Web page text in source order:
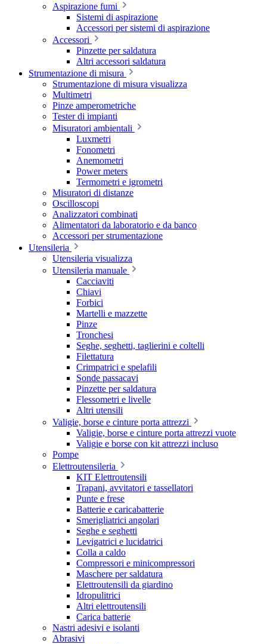
Aspirazione fumi
Sistemi di aspirazione
Accessori per sistemi di aspirazione
Accessori
Pinzette per saldatura
Altri accessori saldatura
Strumentazione di misura
Strumentazione di misura visualizza
Multimetri
Pinze amperometriche
Tester di impianti
Misuratori ambientali
Luxmetri
Fonometri
Anemometri
Power meters
Termometri e igrometri
Misuratori di distanze
Oscilloscopi
Analizzatori combinati
Alimentatori da laboratorio e da banco
Accessori per strumentazione
Utensileria
Utensileria visualizza
Utensileria manuale
Cacciaviti
Chiavi
Forbici
Martelli e mazzette
Pinze
Tronchesi
Seghe, seghetti, taglierini e coltelli
Filettatura
Crimpatrici e spelafili
Sonde passacavi
Pinzette per saldatura
Flessometri e livelle
Altri utensili
Valigie, borse e cinture porta attrezzi
Valigie, borse e cinture porta attrezzi vuote
Valigie e borse con kit attrezzi incluso
Pompe
Elettroutensileria
KIT Elettroutensili
Trapani, avvitatori e tassellatori
Punte e frese
Batterie e caricabatterie
Smerigliatrici angolari
Seghe e seghetti
Levigatrici e lucidatrici
Colla a caldo
Compressori e minicompressori
Maschere per saldatura
Elettroutensili da giardino
Idropulitrici
Altri elettroutensili
Carica batterie
Nastri adesivi e isolanti
Abrasivi